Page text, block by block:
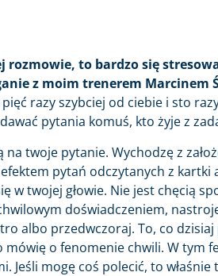
rozmowie, to bardzo się
z moim trenerem Marcinem
razy szybciej od ciebie i sto
pytania komuś, kto żyje z
twoje pytanie. Wychodzę z
pytań odczytanych z kartki
w twojej głowie. Nie jest chęcią
doświadczeniem,
albo przedwczoraj. To, co
o fenomenie chwili. W tym
mogę coś polecić, to właśnie